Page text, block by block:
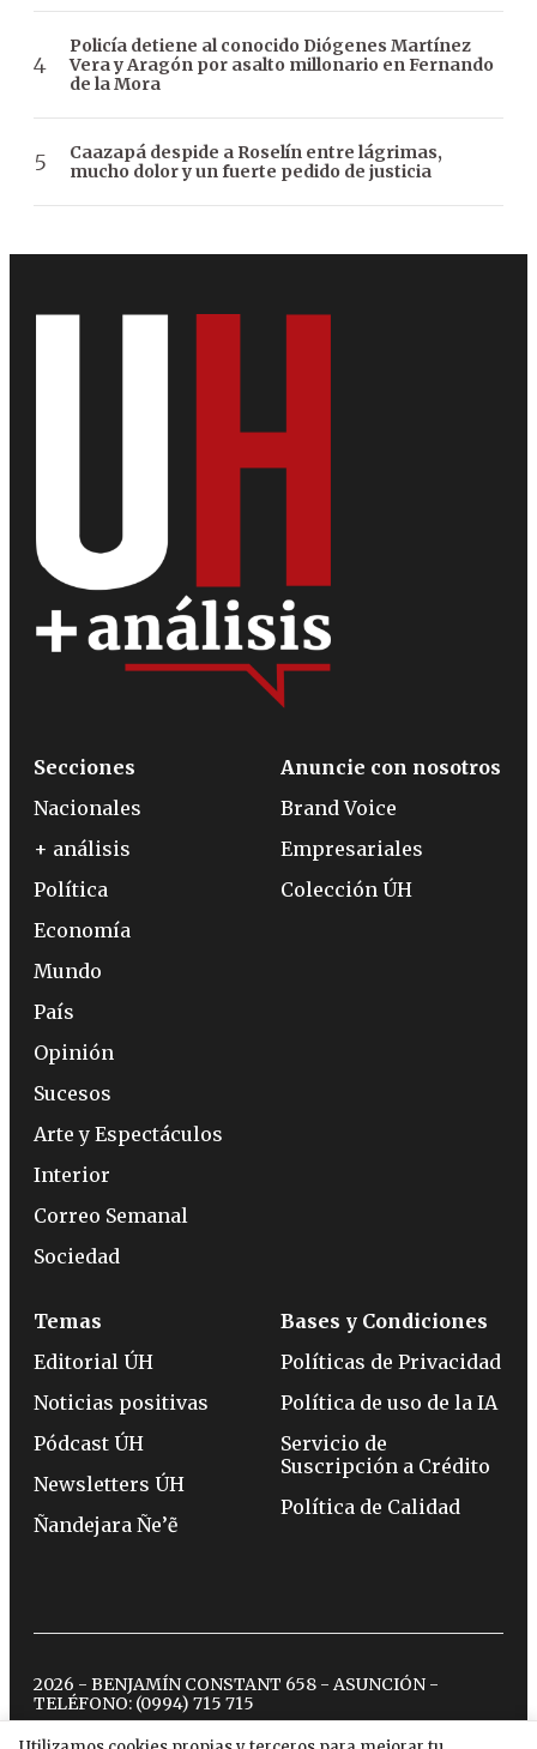
Policía detiene al conocido Diógenes Martínez
Vera y Aragón por asalto millonario en Fernando
de la Mora
Caazapá despide a Roselín entre lágrimas,
mucho dolor y un fuerte pedido de justicia
Secciones
Nacionales
+ análisis
Política
Economía
Mundo
País
Opinión
Sucesos
Arte y Espectáculos
Interior
Correo Semanal
Sociedad
Anuncie con nosotros
Brand Voice
Empresariales
Colección ÚH
Temas
Editorial ÚH
Noticias positivas
Pódcast ÚH
Newsletters ÚH
Ñandejara Ñe’ẽ
Bases y Condiciones
Políticas de Privacidad
Política de uso de la IA
Servicio de
Suscripción a Crédito
Política de Calidad
2026 - BENJAMÍN CONSTANT 658 - ASUNCIÓN -
TELÉFONO: (0994) 715 715